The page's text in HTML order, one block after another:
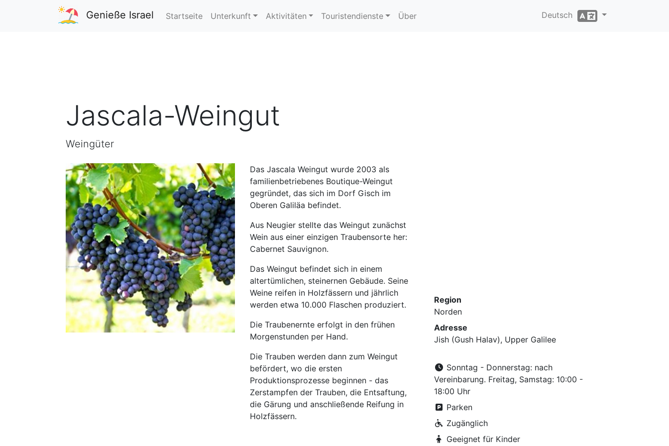
Genieße Israel Startseite Unterkunft Aktivitäten Touristendienste Über Deutsch
Jascala-Weingut
Weingüter
Das Jascala Weingut wurde 2003 als
familienbetriebenes Boutique-Weingut
gegründet, das sich im Dorf Gisch im
Oberen Galiläa befindet.
Aus Neugier stellte das Weingut zunächst
Wein aus einer einzigen Traubensorte her:
Cabernet Sauvignon.
Das Weingut befindet sich in einem
altertümlichen, steinernen Gebäude. Seine
Weine reifen in Holzfässern und jährlich
werden etwa 10.000 Flaschen produziert.
Die Traubenernte erfolgt in den frühen
Morgenstunden per Hand.
Die Trauben werden dann zum Weingut
befördert, wo die ersten
Produktionsprozesse beginnen - das
Zerstampfen der Trauben, die Entsaftung,
die Gärung und anschließende Reifung in
Holzfässern.
Region
Norden
Adresse
Jish (Gush Halav), Upper Galilee
Sonntag - Donnerstag: nach
Vereinbarung. Freitag, Samstag: 10:00 -
18:00 Uhr
Parken
Zugänglich
Geeignet für Kinder